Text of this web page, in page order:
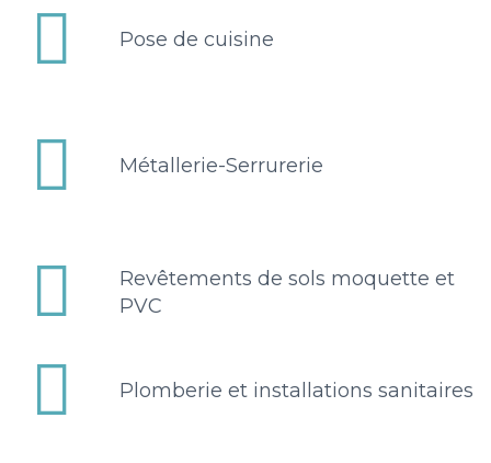

 Pose de cuisine

 Métallerie-Serrurerie


Revêtements de sols moquette et
PVC

 Plomberie et installations sanitaires